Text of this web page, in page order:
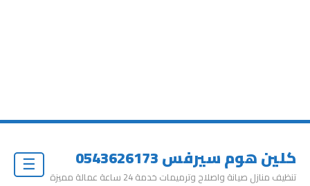
كلين هوم سيرفس 0543626173
تنظيف منازل صيانة واصلاح وترميمات خدمة 24 ساعة عمالة مميزة